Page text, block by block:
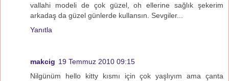
vallahi modeli de çok güzel, oh ellerine sağlık şekerim
arkadaş da güzel günlerde kullansın. Sevgiler...
Yanıtla
makcig 19 Temmuz 2010 09:15
Nilgünüm hello kitty kısmı için çok yaşlıyım ama çanta